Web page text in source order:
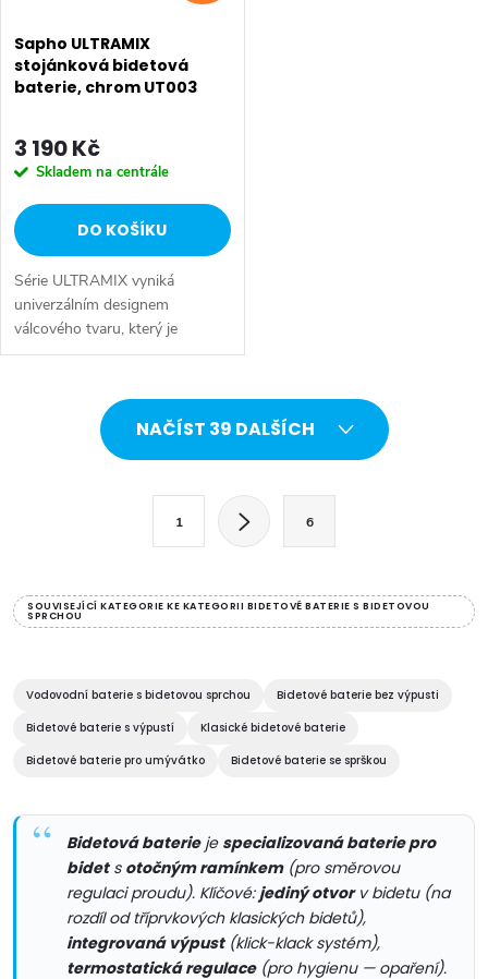
Sapho ULTRAMIX
stojánková bidetová
baterie, chrom UT003
3 190 Kč
Skladem na centrále
DO KOŠÍKU
Série ULTRAMIX vyniká
univerzálním designem
válcového tvaru, který je
doplněn decentní hranou a
která je nejen esteticky
přitažlivá, ale především...
d
a
c
p
r
NAČÍST 39 DALŠÍCH
á
n
o
v
á
í
1 6
SOUVISEJÍCÍ KATEGORIE KE KATEGORII BIDETOVÉ BATERIE S BIDETOVOU
SPRCHOU
Vodovodní baterie s bidetovou sprchou
Bidetové baterie bez výpusti
Bidetové baterie s výpustí
Klasické bidetové baterie
Bidetové baterie pro umývátko
Bidetové baterie se sprškou
Bidetová baterieje specializovaná baterie pro
bidets otočným ramínkem(pro směrovou
regulaci proudu). Klíčové:jediný otvorv bidetu (na
rozdíl od tříprvkových klasických bidetů),
integrovaná výpust(klick-klack systém),
termostatická regulace(pro hygienu — opaření).